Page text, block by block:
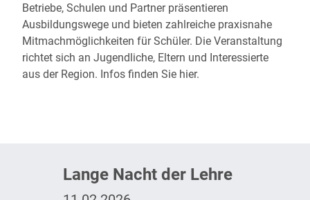
Betriebe, Schulen und Partner präsentieren
Ausbildungswege und bieten zahlreiche praxisnahe
Mitmachmöglichkeiten für Schüler. Die Veranstaltung
richtet sich an Jugendliche, Eltern und Interessierte
aus der Region. Infos finden Sie hier.
Lange Nacht der Lehre